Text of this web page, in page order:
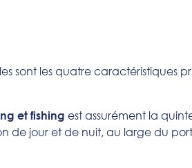
sont les quatre caractéristiques
et fishing est assurément la
jour et de nuit, au large du port